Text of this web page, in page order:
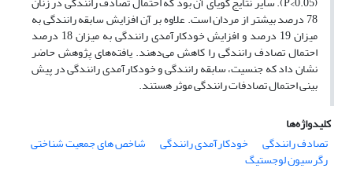
78 درصد بیشتر از مردان است. علاوه بر آن افزایش سابقه رانندگی به
میزان 19 درصد و افزایش خودکارآمدی رانندگی به میزان 18 درصد
احتمال تصادف رانندگی را کاهش می‌دهند. یافته‌های پژوهش حاضر
نشان داد که جنسیت، سابقه رانندگی و خودکارآمدی رانندگی در پیش
بینی احتمال تصادفات رانندگی موثر هستند.
کلیدواژه‌ها
تصادف رانندگی
خودکارآمدی رانندگی شاخص های جمعیت شناختی
رگرسیون لوجستیگ